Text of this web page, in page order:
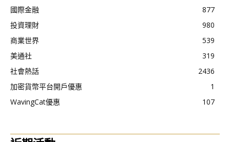
國際金融
877
投資理財
980
商業世界
539
美通社
319
社會熱話
2436
加密貨幣平台開戶優惠
1
WavingCat優惠
107